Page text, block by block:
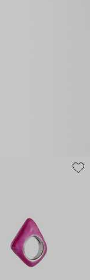
лет верен
с
новые штрихи.